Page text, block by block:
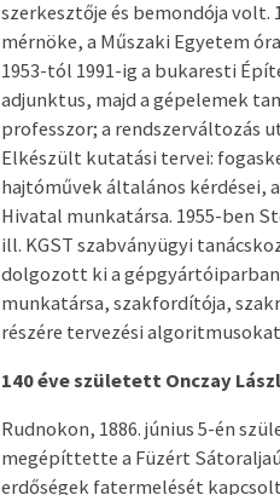
szerkesztője és bemondója volt.
mérnöke, a Műszaki Egyetem
1953-tól 1991-ig a bukaresti
adjunktus, majd a gépelemek
professzor; a rendszerváltozás
Elkészült kutatási tervei:
hajtóművek általános kérdései,
Hivatal munkatársa. 1955-ben
ill. KGST szabványügyi
dolgozott ki a
munkatársa, szakfordítója,
részére tervezési
140 éve született Onczay
Rudnokon, 1886. június 5-én
megépíttette a Füzért
erdőségek fatermelését